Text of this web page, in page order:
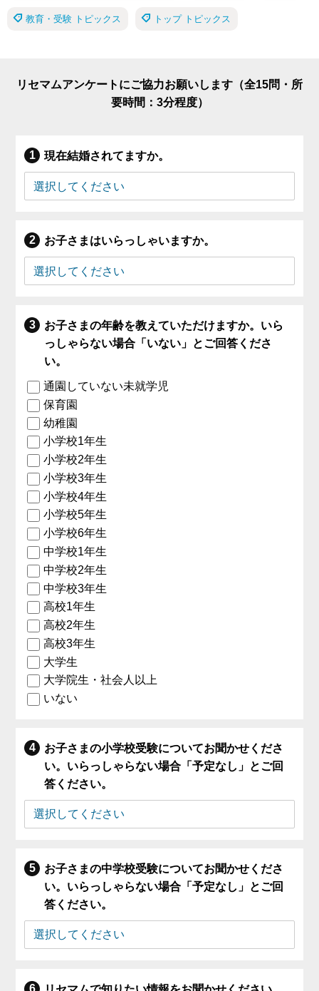
教育・受験 トピックス トップ トピックス
リセマムアンケートにご協力お願いします（全15問・所
要時間：3分程度）
現在結婚されてますか。
お子さまはいらっしゃいますか。
お子さまの年齢を教えていただけますか。いら
っしゃらない場合「いない」とご回答くださ
い。
通園していない未就学児
保育園
幼稚園
小学校1年生
小学校2年生
小学校3年生
小学校4年生
小学校5年生
小学校6年生
中学校1年生
中学校2年生
中学校3年生
高校1年生
高校2年生
高校3年生
大学生
大学院生・社会人以上
いない
お子さまの小学校受験についてお聞かせくださ
い。いらっしゃらない場合「予定なし」とご回
答ください。
お子さまの中学校受験についてお聞かせくださ
い。いらっしゃらない場合「予定なし」とご回
答ください。